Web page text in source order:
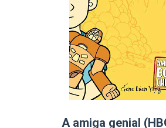
A amiga genial